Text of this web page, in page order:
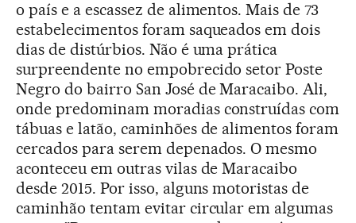
o país e a escassez de alimentos. Mais de 73
estabelecimentos foram saqueados em dois
dias de distúrbios. Não é uma prática
surpreendente no empobrecido setor Poste
Negro do bairro San José de Maracaibo. Ali,
onde predominam moradias construídas com
tábuas e latão, caminhões de alimentos foram
cercados para serem depenados. O mesmo
aconteceu em outras vilas de Maracaibo
desde 2015. Por isso, alguns motoristas de
caminhão tentam evitar circular em algumas